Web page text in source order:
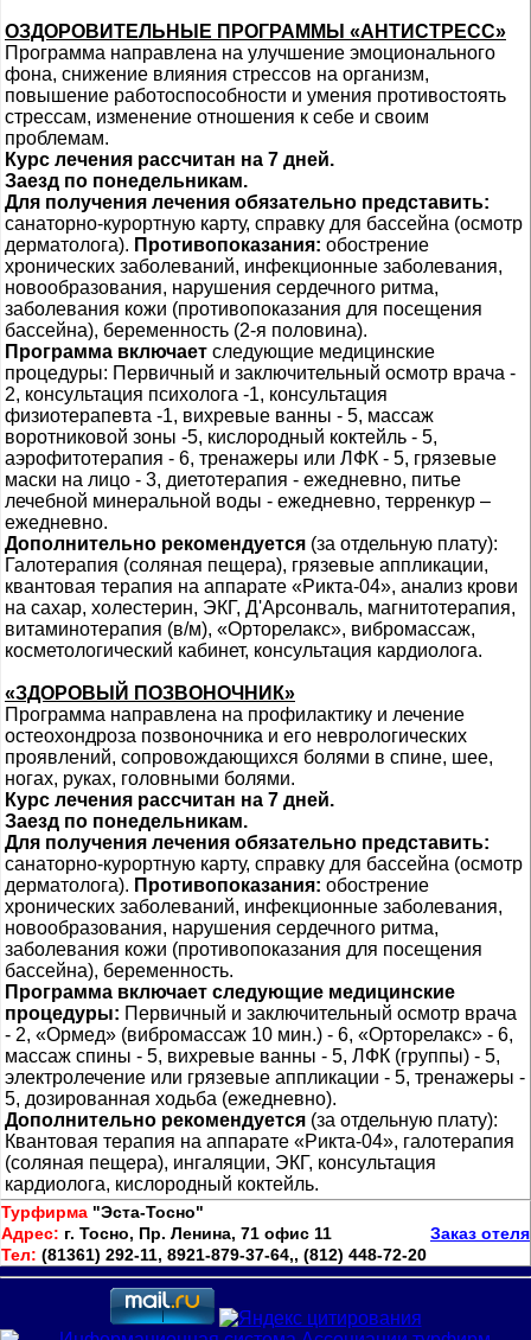
ОЗДОРОВИТЕЛЬНЫЕ ПРОГРАММЫ «АНТИСТРЕСС»
Программа направлена на улучшение эмоционального
фона, снижение влияния стрессов на организм,
повышение работоспособности и умения противостоять
стрессам, изменение отношения к себе и своим
проблемам.
Курс лечения рассчитан на 7 дней.
Заезд по понедельникам.
Для получения лечения обязательно представить:
санаторно-курортную карту, справку для бассейна (осмотр
дерматолога). Противопоказания: обострение
хронических заболеваний, инфекционные заболевания,
новообразования, нарушения сердечного ритма,
заболевания кожи (противопоказания для посещения
бассейна), беременность (2-я половина).
Программа включает следующие медицинские
процедуры: Первичный и заключительный осмотр врача -
2, консультация психолога -1, консультация
физиотерапевта -1, вихревые ванны - 5, массаж
воротниковой зоны -5, кислородный коктейль - 5,
аэрофитотерапия - 6, тренажеры или ЛФК - 5, грязевые
маски на лицо - 3, диетотерапия - ежедневно, питье
лечебной минеральной воды - ежедневно, терренкур –
ежедневно.
Дополнительно рекомендуется (за отдельную плату):
Галотерапия (соляная пещера), грязевые аппликации,
квантовая терапия на аппарате «Рикта-04», анализ крови
на сахар, холестерин, ЭКГ, Д'Арсонваль, магнитотерапия,
витаминотерапия (в/м), «Орторелакс», вибромассаж,
косметологический кабинет, консультация кардиолога.
«ЗДОРОВЫЙ ПОЗВОНОЧНИК»
Программа направлена на профилактику и лечение
остеохондроза позвоночника и его неврологических
проявлений, сопровождающихся болями в спине, шее,
ногах, руках, головными болями.
Курс лечения рассчитан на 7 дней.
Заезд по понедельникам.
Для получения лечения обязательно представить:
санаторно-курортную карту, справку для бассейна (осмотр
дерматолога). Противопоказания: обострение
хронических заболеваний, инфекционные заболевания,
новообразования, нарушения сердечного ритма,
заболевания кожи (противопоказания для посещения
бассейна), беременность.
Программа включает следующие медицинские
процедуры: Первичный и заключительный осмотр врача
- 2, «Ормед» (вибромассаж 10 мин.) - 6, «Орторелакс» - 6,
массаж спины - 5, вихревые ванны - 5, ЛФК (группы) - 5,
электролечение или грязевые аппликации - 5, тренажеры -
5, дозированная ходьба (ежедневно).
Дополнительно рекомендуется (за отдельную плату):
Квантовая терапия на аппарате «Рикта-04», галотерапия
(соляная пещера), ингаляции, ЭКГ, консультация
кардиолога, кислородный коктейль.
Турфирма "Эста-Тосно"
Адрес: г. Тосно, Пр. Ленина, 71 офис 11
Тел: (81361) 292-11, 8921-879-37-64,, (812) 448-72-20
Заказ отеля